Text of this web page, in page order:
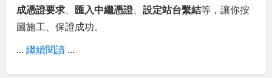
成憑證要求、 匯入中繼憑證、設定站台繫結等，讓你按
圖施工、保證成功。
...繼續閱讀 ...